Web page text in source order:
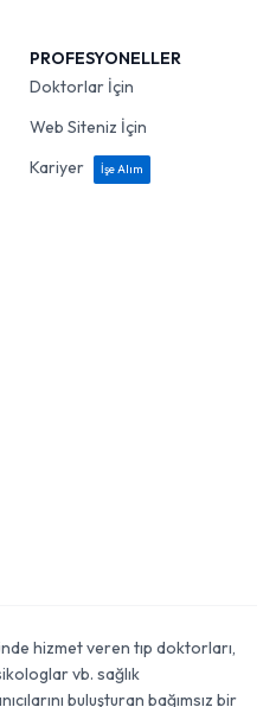
PROFESYONELLER
Doktorlar İçin
Web Siteniz İçin
Kariyer
İşe Alım
hizmet veren tıp doktorları,
vb. sağlık
buluşturan bağımsız bir